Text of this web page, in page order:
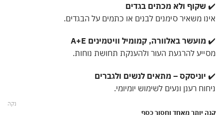
שקוף ולא מכתים בגדים
משאיר סימנים לבנים או כתמים על הבגדים.
מועשר באלוורה, קמומיל וויטמינים A+E
להרגעת העור ולהענקת תחושת נוחות.
יוניסקס – מתאים לנשים ולגברים
רענן ונעים לשימוש יומיומי.
יותר מאחד וחסוך כסף